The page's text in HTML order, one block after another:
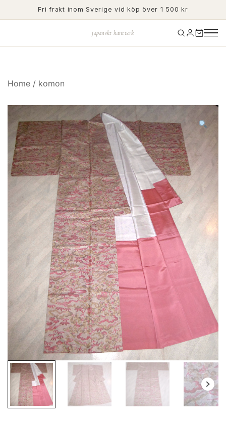
to
Fri frakt inom Sverige vid köp över 1 500 kr
japanskt hantverk
Home / komon